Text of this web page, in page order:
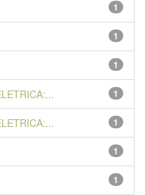
1
1
1
1
1
1
1